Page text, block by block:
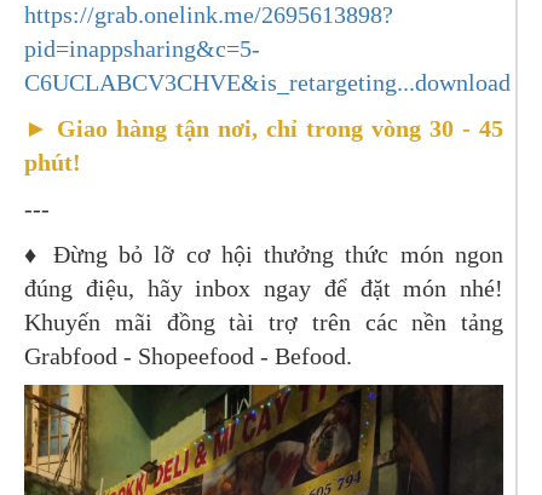
https://grab.onelink.me/2695613898?
pid=inappsharing&c=5-
C6UCLABCV3CHVE&is_retargeting...download
► Giao hàng tận nơi, chỉ trong vòng 30 - 45
phút!
---
♦ Đừng bỏ lỡ cơ hội thưởng thức món ngon
đúng điệu, hãy inbox ngay để đặt món nhé!
Khuyến mãi đồng tài trợ trên các nền tảng
Grabfood - Shopeefood - Befood.